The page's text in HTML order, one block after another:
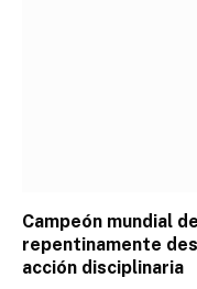
Campeón mundial
repentinamente
acción disciplinaria